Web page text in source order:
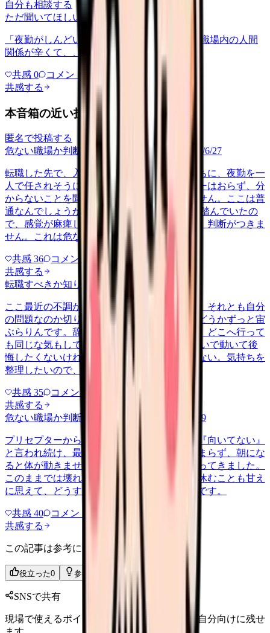
自分も相談する
ただ聞いてほしい
relationships 2026/6/13
「夜勤がしんどい」について相談したいです 職場内の人間
関係が辛くて、、、
共感 0 コメント
共感する
本音箱の近い投稿
匿名で投稿する
危ない職場か判断してほしい
career-growth 2026/6/27
転職した先で、入職して二ヶ月も経たないうちに、夜勤を一
人で任されそうになっています。プリセプターはおらず、分
からないことを聞ける相手も日によっていません。ここは普
通なんでしょうか。 前の職場はもっと段階を踏んでいたの
で、感覚が麻痺しているのか自分が甘いのか、判断がつきま
せん。これは危ない環境なのか…
共感 36 コメント
共感する
転職すべきか知りたい
other 2026/6/26
ここ最近の不調が、職場の環境のせいなのか、それとも自分
の問題なのか切り分けられず、転職すべきかどうかずっと宙
ぶらりんです。辞めれば楽になる気もするし、どこへ行って
も同じな気もして、決め手がありません。 勢いで動いて後
悔したくないけれど、このまま留まる根拠もない。気持ちを
整理したいので、判断材料の集…
共感 35 コメント
共感する
危ない職場か判断してほしい
harassment 2026/6/9
プリセプターから毎日のように『辞めれば』『向いてない』
と言われ続け、最近は職場が近づくと涙が止まらず、朝にな
ると体が動きません。食事も喉を通らなくなってきました。
このままでは壊れてしまう気がします。でも休むことも甘え
に思えて、どうすればいいのか分からないんです。
共感 40 コメント
共感する
この記事は参考になりましたか？
役立った0 参考になった
SNSで共有
現場で使えるポイントを、同僚やあとで読む自分向けに残せ